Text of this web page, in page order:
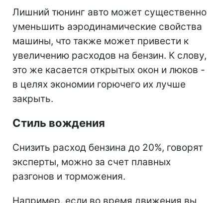
Лишний тюнинг авто может существенно
уменьшить аэродинамические свойства
машины, что также может привести к
увеличению расходов на бензин. К слову,
это же касается открытых окон и люков -
в целях экономии горючего их лучше
закрыть.
Стиль вождения
Снизить расход бензина до 20%, говорят
эксперты, можно за счет плавных
разгонов и торможения.
Например, если во время движения вы